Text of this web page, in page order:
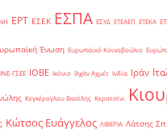
ΕΡΤ ΕΣΕΚ ΕΣΠΑ ΕΣΥΔ ΕΤΕΑΕΠ ΕΤΕΚΑ
Ένωση Ευρωπαϊκό Κοινοβούλιο
ΙΝΕ-ΓΣΕΕ ΙΟΒΕ Ικόνιο Ιλχάν Αχμέτ Ινδία Ιράν
Κεγκέρογλου Βασίλης Κερατσίνι
Κώτσος Ευάγγελος ΛΙΒΕΡΙΑ Λάτσης Σπ.